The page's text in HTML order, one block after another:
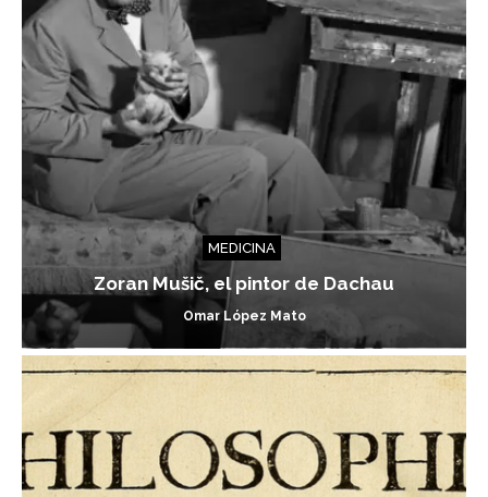
MEDICINA
Zoran Mušič, el pintor de Dachau
Omar López Mato